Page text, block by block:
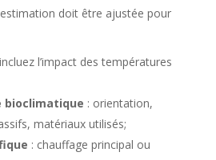
doit être ajustée pour
l’impact des températures
bioclimatique : orientation,
matériaux utilisés;
: chauffage principal ou